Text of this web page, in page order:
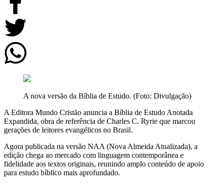
A nova versão da Bíblia de Estudo. (Foto: Divulgação)
A Editora Mundo Cristão anuncia a Bíblia de Estudo Anotada
Expandida, obra de referência de Charles C. Ryrie que marcou
gerações de leitores evangélicos no Brasil.
Agora publicada na versão NAA (Nova Almeida Atualizada), a
edição chega ao mercado com linguagem contemporânea e
fidelidade aos textos originais, reunindo amplo conteúdo de apoio
para estudo bíblico mais aprofundado.